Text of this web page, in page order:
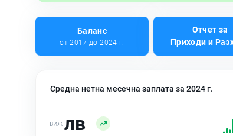
Баланс
от 2017 до 2024 г.
Отчет за
Приходи и
Средна нетна месечна заплата за 2024 г.
лв